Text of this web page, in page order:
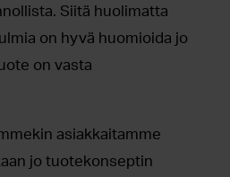
Siitä huolimatta
on hyvä huomioida jo
on vasta
asiakkaitamme
jo tuotekonseptin